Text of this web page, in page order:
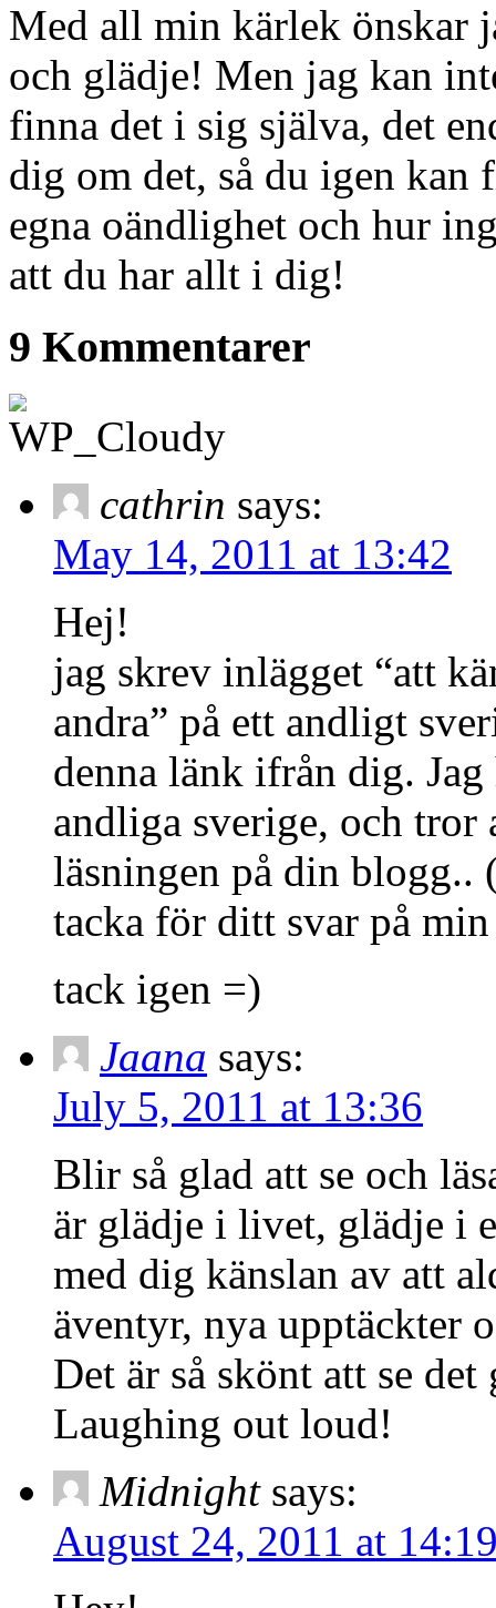
Med all min kärlek önskar
och glädje! Men jag kan
finna det i sig själva, det
dig om det, så du igen
egna oändlighet och hur
att du har allt i dig!
9 Kommentarer
cathrin says:
May 14, 2011 at 13:42
Hej!
jag skrev inlägget “att
andra” på ett andligt
denna länk ifrån dig.
andliga sverige, och tror
läsningen på din
tacka för ditt svar på
tack igen =)
Jaana says:
July 5, 2011 at 13:36
Blir så glad att se och
är glädje i livet, glädje i
med dig känslan av att
äventyr, nya upptäckter
Det är så skönt att se
Laughing out loud!
Midnight says:
August 24, 2011 at